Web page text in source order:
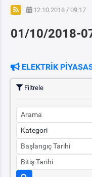
SPOT ELEKTRİK
ÖRNEK FİNANS
VADELİ ELEKTRİK
PİYASA
SERBEST TÜKETİCİ
MALİ UZLAŞTIRMA
12.10.2018 / 09:17
01/10/2018-
ELEKTRİK
Filtrele